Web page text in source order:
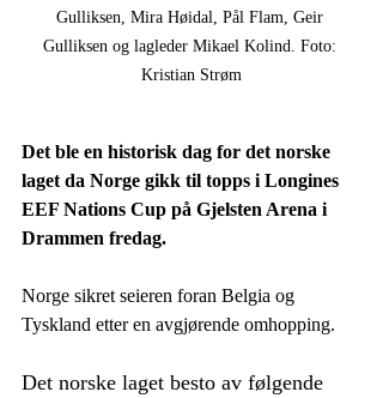
Gulliksen, Mira Høidal, Pål Flam, Geir
Gulliksen og lagleder Mikael Kolind. Foto:
Kristian Strøm
Det ble en historisk dag for det norske
laget da Norge gikk til topps i Longines
EEF Nations Cup på Gjelsten Arena i
Drammen fredag.
Norge sikret seieren foran Belgia og
Tyskland etter en avgjørende omhopping.
Det norske laget besto av følgende